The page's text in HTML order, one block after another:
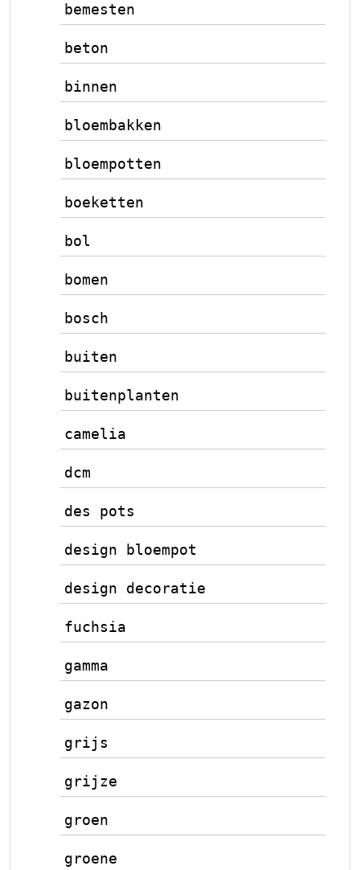
bemesten
beton
binnen
bloembakken
bloempotten
boeketten
bol
bomen
bosch
buiten
buitenplanten
camelia
dcm
des pots
design bloempot
design decoratie
fuchsia
gamma
gazon
grijs
grijze
groen
groene